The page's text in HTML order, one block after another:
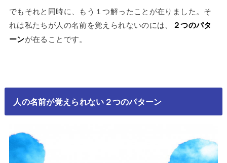
でもそれと同時に、もう１つ解ったことが在りました。そ
れは私たちが人の名前を覚えられないのには、
２つのパタ
ーンが在ることです。
人の名前が覚えられない２つのパターン